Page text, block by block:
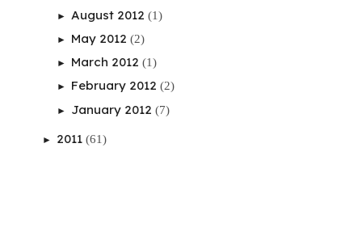
► August 2012 (1)
► May 2012 (2)
► March 2012 (1)
► February 2012 (2)
► January 2012 (7)
► 2011 (61)